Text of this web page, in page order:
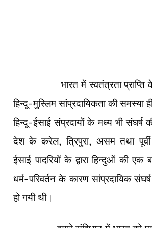
भारत में स्वतंत्रता प्राप्ति के
हिन्दू-मुस्लिम सांप्रदायिकता की समस्या
हिन्दू-ईसाई संप्रदायों के मध्य भी संघर्ष
देश के करेल, त्रिपुरा, असम तथा
ईसाई पादरियों के द्वारा हिन्दुओं की
धर्म-परिवर्तन के कारण सांप्रदायिक
हो गयी थी।